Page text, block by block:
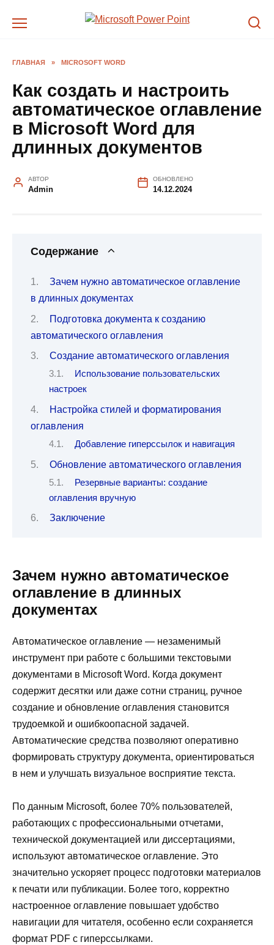
ГЛАВНАЯ » MICROSOFT WORD
Как создать и настроить
автоматическое оглавление
в Microsoft Word для
длинных документов
АВТОР
Admin
ОБНОВЛЕНО
14.12.2024
Содержание
Зачем нужно автоматическое оглавление
в длинных документах
Подготовка документа к созданию
автоматического оглавления
Создание автоматического оглавления
Использование пользовательских
настроек
Настройка стилей и форматирования
оглавления
Добавление гиперссылок и навигация
Обновление автоматического оглавления
Резервные варианты: создание
оглавления вручную
Заключение
Зачем нужно автоматическое
оглавление в длинных
документах
Автоматическое оглавление — незаменимый
инструмент при работе с большими текстовыми
документами в Microsoft Word. Когда документ
содержит десятки или даже сотни страниц, ручное
создание и обновление оглавления становится
трудоемкой и ошибкоопасной задачей.
Автоматические средства позволяют оперативно
формировать структуру документа, ориентироваться
в нем и улучшать визуальное восприятие текста.
По данным Microsoft, более 70% пользователей,
работающих с профессиональными отчетами,
технической документацией или диссертациями,
используют автоматическое оглавление. Это
значительно ускоряет процесс подготовки материалов
к печати или публикации. Более того, корректно
настроенное оглавление повышает удобство
навигации для читателя, особенно если сохраняется
формат PDF с гиперссылками.